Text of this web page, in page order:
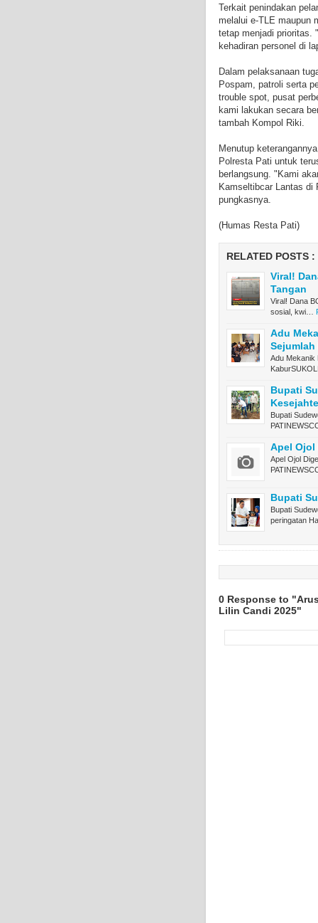
Terkait penindakan
melalui e-TLE maupun
tetap menjadi prioritas.
kehadiran personel di
Dalam pelaksanaan
Pospam, patroli serta
trouble spot, pusat
kami lakukan secara
tambah Kompol Riki.
Menutup
Polresta Pati untuk
berlangsung. "Kami
Kamseltibcar Lantas di
pungkasnya.
(Humas Resta Pati)
RELATED POSTS :
Viral!
Tangan
Viral! Dana
sosial, kwi…
Adu
Adu Mekanik
Bupati
Bupati
Apel Ojol
Apel Ojol
Bupati
Bupati
peringatan
0 Response to
Lilin Candi 2025"